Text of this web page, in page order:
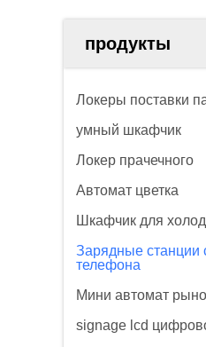
продукты
Локеры поставки
умный шкафчик
Локер прачечного
Автомат цветка
Шкафчик для
Зарядные станции
телефона
Мини автомат
signage lcd